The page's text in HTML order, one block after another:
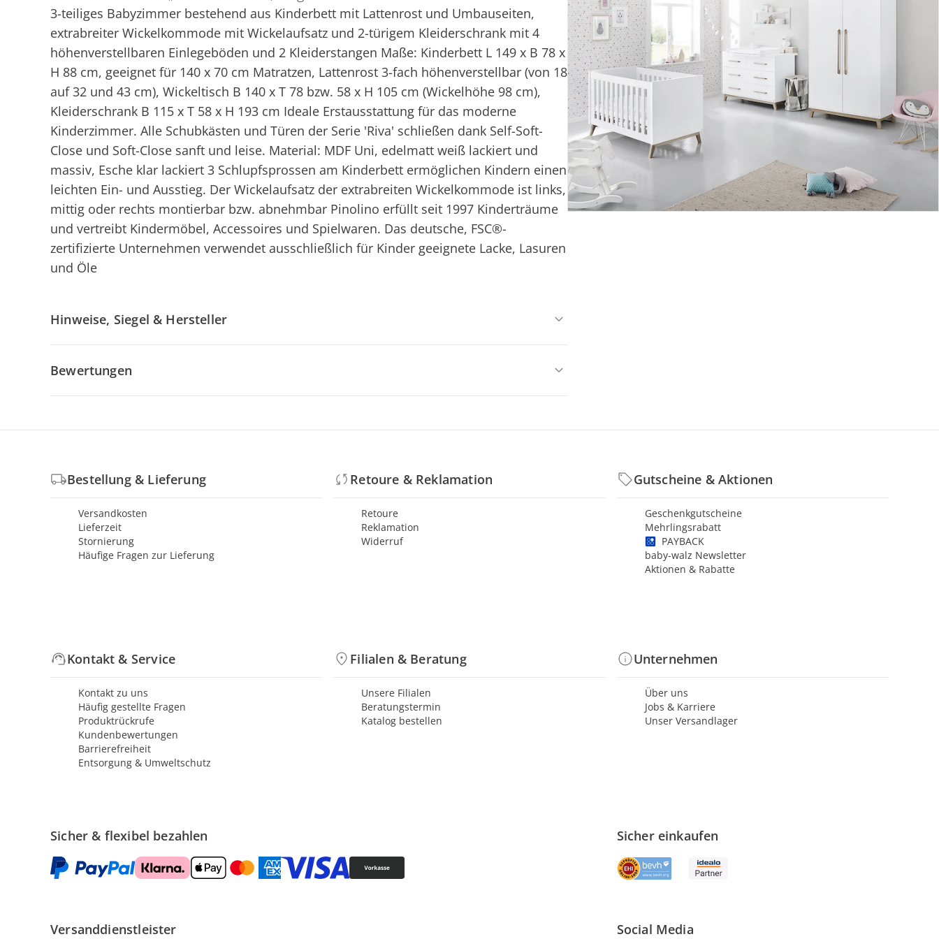
3-teiliges Babyzimmer bestehend aus Kinderbett mit Lattenrost und Umbauseiten,
extrabreiter Wickelkommode mit Wickelaufsatz und 2-türigem Kleiderschrank mit 4
höhenverstellbaren Einlegeböden und 2 Kleiderstangen Maße: Kinderbett L 149 x B 78 x
H 88 cm, geeignet für 140 x 70 cm Matratzen, Lattenrost 3-fach höhenverstellbar (von 18
auf 32 und 43 cm), Wickeltisch B 140 x T 78 bzw. 58 x H 105 cm (Wickelhöhe 98 cm),
Kleiderschrank B 115 x T 58 x H 193 cm Ideale Erstausstattung für das moderne
Kinderzimmer. Alle Schubkästen und Türen der Serie 'Riva' schließen dank Self-Soft-
Close und Soft-Close sanft und leise. Material: MDF Uni, edelmatt weiß lackiert und
massiv, Esche klar lackiert 3 Schlupfsprossen am Kinderbett ermöglichen Kindern einen
leichten Ein- und Ausstieg. Der Wickelaufsatz der extrabreiten Wickelkommode ist links,
mittig oder rechts montierbar bzw. abnehmbar Pinolino erfüllt seit 1997 Kinderträume
und vertreibt Kindermöbel, Accessoires und Spielwaren. Das deutsche, FSC®-
zertifizierte Unternehmen verwendet ausschließlich für Kinder geeignete Lacke, Lasuren
und Öle
Hinweise, Siegel & Hersteller
Bewertungen
Bestellung & Lieferung
Versandkosten
Lieferzeit
Stornierung
Häufige Fragen zur Lieferung
Retoure & Reklamation
Retoure
Reklamation
Widerruf
Gutscheine & Aktionen
Geschenkgutscheine
Mehrlingsrabatt
PAYBACK
baby-walz Newsletter
Aktionen & Rabatte
Kontakt & Service
Kontakt zu uns
Häufig gestellte Fragen
Produktrückrufe
Kundenbewertungen
Barrierefreiheit
Entsorgung & Umweltschutz
Filialen & Beratung
Unsere Filialen
Beratungstermin
Katalog bestellen
Unternehmen
Über uns
Jobs & Karriere
Unser Versandlager
Sicher & flexibel bezahlen Sicher einkaufen
Versanddienstleister Social Media